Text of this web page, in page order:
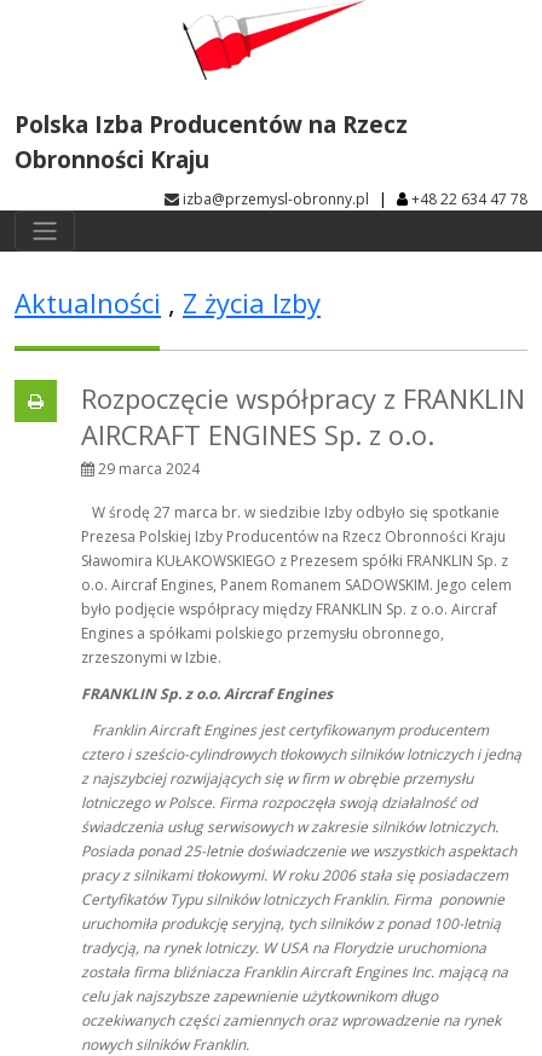
Polska Izba Producentów na Rzecz
Obronności Kraju
izba@przemysl-obronny.pl | +48 22 634 47 78
Aktualności , Z życia Izby
Rozpoczęcie współpracy z FRANKLIN
AIRCRAFT ENGINES Sp. z o.o.
29 marca 2024
W środę 27 marca br. w siedzibie Izby odbyło się spotkanie
Prezesa Polskiej Izby Producentów na Rzecz Obronności Kraju
Sławomira KUŁAKOWSKIEGO z Prezesem spółki FRANKLIN Sp. z
o.o. Aircraf Engines, Panem Romanem SADOWSKIM. Jego celem
było podjęcie współpracy między FRANKLIN Sp. z o.o. Aircraf
Engines a spółkami polskiego przemysłu obronnego,
zrzeszonymi w Izbie.
FRANKLIN Sp. z o.o. Aircraf Engines
Franklin Aircraft Engines jest certyfikowanym producentem
cztero i sześcio-cylindrowych tłokowych silników lotniczych i jedną
z najszybciej rozwijających się w firm w obrębie przemysłu
lotniczego w Polsce. Firma rozpoczęła swoją działalność od
świadczenia usług serwisowych w zakresie silników lotniczych.
Posiada ponad 25-letnie doświadczenie we wszystkich aspektach
pracy z silnikami tłokowymi. W roku 2006 stała się posiadaczem
Certyfikatów Typu silników lotniczych Franklin. Firma ponownie
uruchomiła produkcję seryjną, tych silników z ponad 100-letnią
tradycją, na rynek lotniczy. W USA na Florydzie uruchomiona
została firma bliźniacza Franklin Aircraft Engines Inc. mającą na
celu jak najszybsze zapewnienie użytkownikom długo
oczekiwanych części zamiennych oraz wprowadzenie na rynek
nowych silników Franklin.